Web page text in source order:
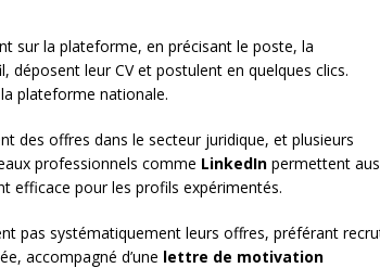
sur la plateforme, en précisant le poste, la
déposent leur CV et postulent en quelques clics.
plateforme nationale.
des offres dans le secteur juridique, et plusieurs
professionnels comme LinkedIn permettent
efficace pour les profils expérimentés.
pas systématiquement leurs offres, préférant
accompagné d’une lettre de motivation